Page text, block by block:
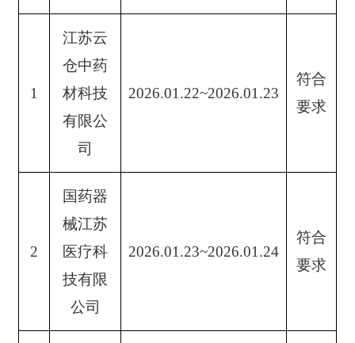
1
江苏云
仓中药
材科技
有限公
司
2026.01.22~2026.01.23
符合
要求
2
国药器
械江苏
医疗科
技有限
公司
2026.01.23~2026.01.24
符合
要求